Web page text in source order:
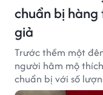
chuẩn bị
giả
Trước thềm một
người hâm mộ
chuẩn bị với số